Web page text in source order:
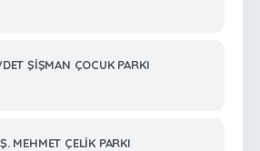
ŞİŞMAN ÇOCUK PARKI
MEHMET ÇELİK PARKI